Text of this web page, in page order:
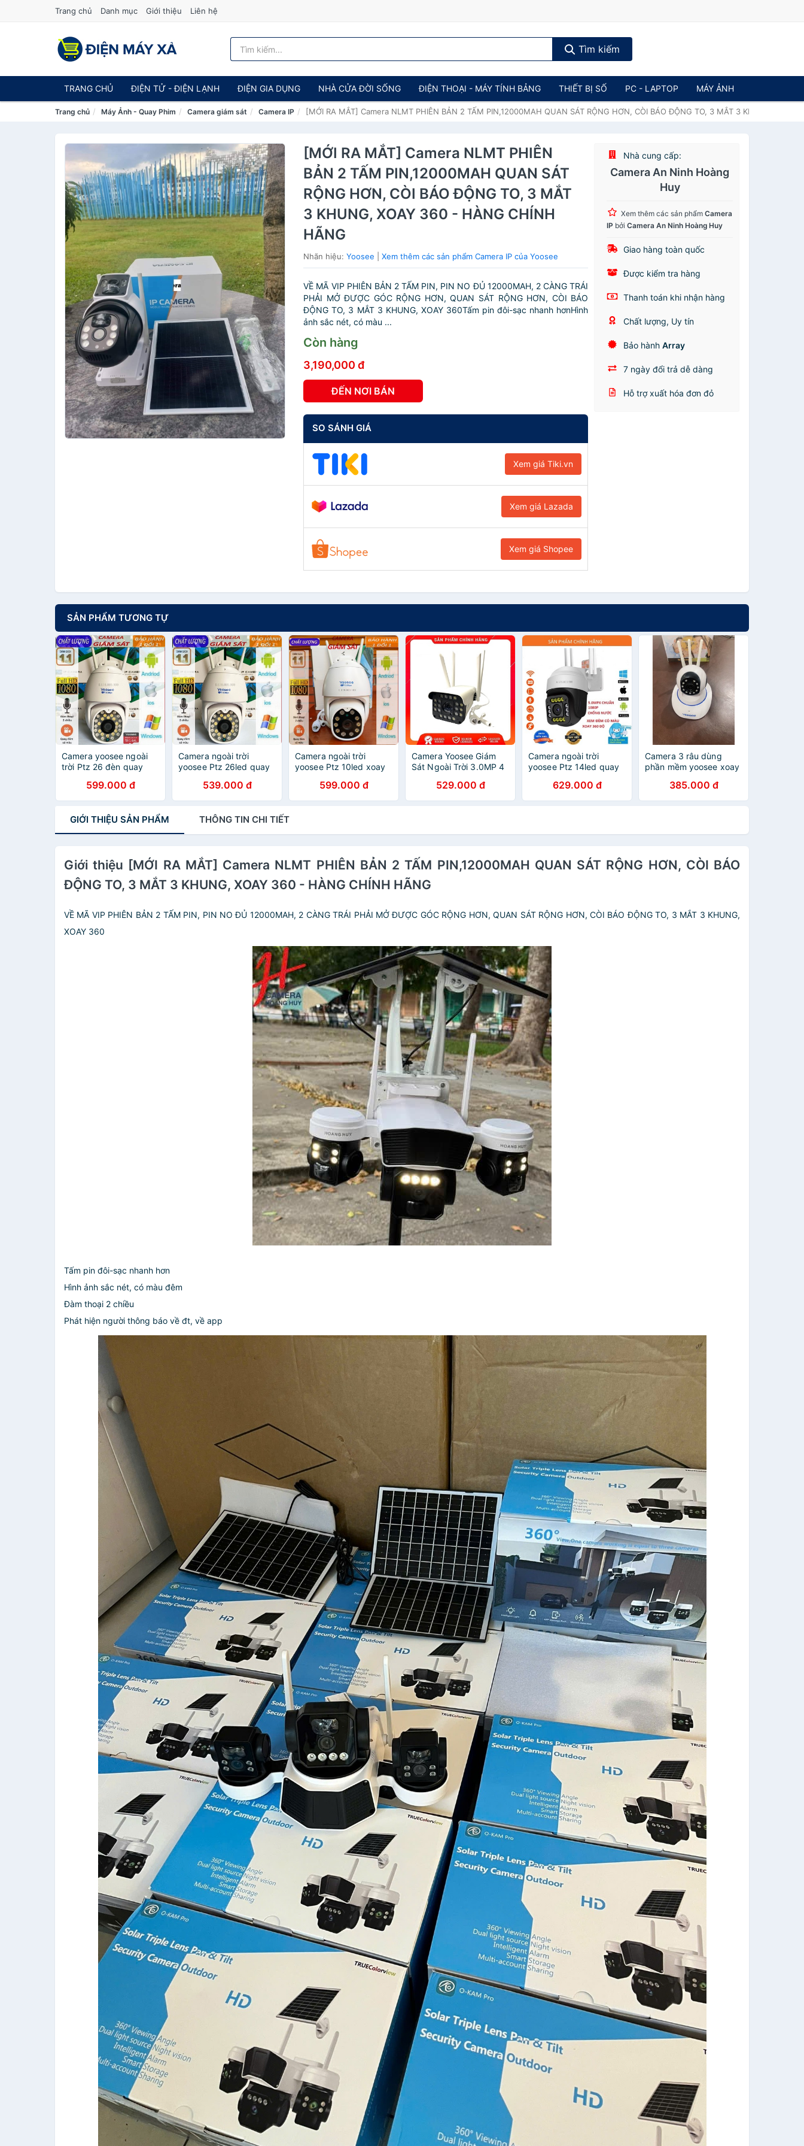
Trang chủ Danh mục Giới thiệu Liên hệ
Tìm kiếm
TRANG CHỦ ĐIỆN TỬ - ĐIỆN LẠNH ĐIỆN GIA DỤNG NHÀ CỬA ĐỜI SỐNG ĐIỆN THOẠI - MÁY TÍNH BẢNG THIẾT BỊ SỐ PC - LAPTOP MÁY ẢNH
Trang chủ Máy Ảnh - Quay Phim Camera giám sát Camera IP [MỚI RA MẮT] Camera NLMT PHIÊN BẢN 2 TẤM PIN,12000MAH QUAN SÁT RỘNG HƠN, CÒI BÁO ĐỘNG TO, 3 MẮT 3 KHUNG,
[MỚI RA MẮT] Camera NLMT PHIÊN
BẢN 2 TẤM PIN,12000MAH QUAN SÁT
RỘNG HƠN, CÒI BÁO ĐỘNG TO, 3 MẮT
3 KHUNG, XOAY 360 - HÀNG CHÍNH
HÃNG
Nhãn hiệu:Yoosee |Xem thêm các sản phẩm Camera IP của Yoosee
VỀ MÃ VIP PHIÊN BẢN 2 TẤM PIN, PIN NO ĐỦ 12000MAH, 2 CÀNG TRÁI
PHẢI MỞ ĐƯỢC GÓC RỘNG HƠN, QUAN SÁT RỘNG HƠN, CÒI BÁO
ĐỘNG TO, 3 MẮT 3 KHUNG, XOAY 360Tấm pin đôi-sạc nhanh hơnHình
ảnh sắc nét, có màu ...
Còn hàng
3,190,000 đ
ĐẾN NƠI BÁN
SO SÁNH GIÁ
Xem giá Tiki.vn
Xem giá Lazada
Xem giá Shopee
Nhà cung cấp:
Camera An Ninh Hoàng
Huy
Xem thêm các sản phẩmCamera
IP bởiCamera An Ninh Hoàng Huy
Giao hàng toàn quốc
Được kiểm tra hàng
Thanh toán khi nhận hàng
Chất lượng, Uy tín
Bảo hànhArray
7 ngày đổi trả dễ dàng
Hỗ trợ xuất hóa đơn đỏ
SẢN PHẨM TƯƠNG TỰ
Camera yoosee ngoài
trời Ptz 26 đèn quay
2 chiều, có màu ban
đêm
599.000 đ
Camera ngoài trời
yoosee Ptz 26led quay
2 chiều, có màu ban
đêm
539.000 đ
Camera ngoài trời
yoosee Ptz 10led xoay
chịu nắng mưa, có màu
ban đêm
599.000 đ
Camera Yoosee Giám
Sát Ngoài Trời 3.0MP 4
Hồng Ngoại,Đàm Thoại
2 Chiều Hình Ảnh Sắc
529.000 đ
Camera ngoài trời
yoosee Ptz 14led quay
chiều, chịu nắng mưa,
có màu ban đêm
629.000 đ
Camera 3 râu dùng
phần mềm yoosee xoay
385.000 đ
GIỚI THIỆU SẢN PHẨM THÔNG TIN CHI TIẾT
Giới thiệu [MỚI RA MẮT] Camera NLMT PHIÊN BẢN 2 TẤM PIN,12000MAH QUAN SÁT RỘNG HƠN, CÒI BÁO
ĐỘNG TO, 3 MẮT 3 KHUNG, XOAY 360 - HÀNG CHÍNH HÃNG
VỀ MÃ VIP PHIÊN BẢN 2 TẤM PIN, PIN NO ĐỦ 12000MAH, 2 CÀNG TRÁI PHẢI MỞ ĐƯỢC GÓC RỘNG HƠN, QUAN SÁT RỘNG HƠN, CÒI BÁO ĐỘNG TO, 3 MẮT 3 KHUNG,
XOAY 360
Tấm pin đôi-sạc nhanh hơn
Hình ảnh sắc nét, có màu đêm
Đàm thoại 2 chiều
Phát hiện người thông báo về đt, về app